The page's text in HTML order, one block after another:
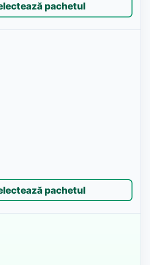
pachetul
pachetul